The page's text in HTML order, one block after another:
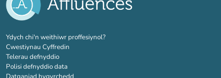
Ydych chi'n weithiwr proffesiynol?(tab newydd)
Cwestiynau Cyffredin
Telerau defnyddio
Polisi defnyddio data